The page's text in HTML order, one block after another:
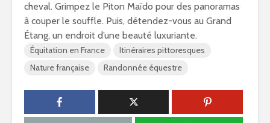
cheval. Grimpez le Piton Maïdo pour des panoramas
à couper le souffle. Puis, détendez-vous au Grand
Étang, un endroit d’une beauté luxuriante.
Équitation en France
Itinéraires pittoresques
Nature française
Randonnée équestre